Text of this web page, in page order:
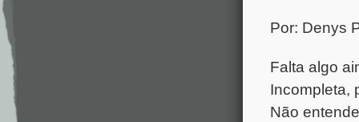
Por: Denys
Falta algo
Incompleta,
Não